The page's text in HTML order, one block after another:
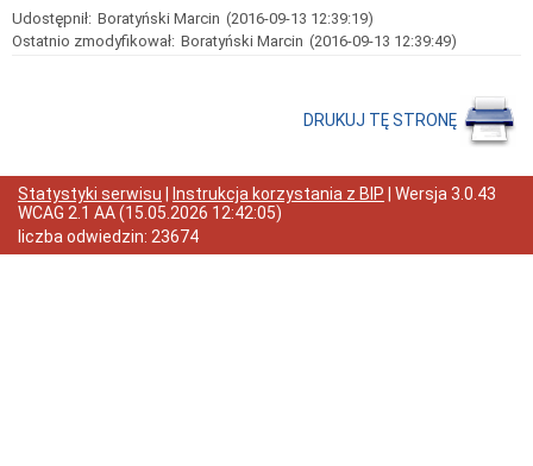
pozarządowe
prawna
Wykaz
dziennych
opiekunów
Udostępnił: Boratyński Marcin (2016-09-13 12:39:19)
Ostatnio zmodyfikował: Boratyński Marcin (2016-09-13 12:39:49)
DRUKUJ TĘ STRONĘ
Statystyki serwisu Instrukcja korzystania z BIP | Wersja 3.0.43
WCAG 2.1 AA(15.05.2026 12:42:05)
liczba odwiedzin: 23674